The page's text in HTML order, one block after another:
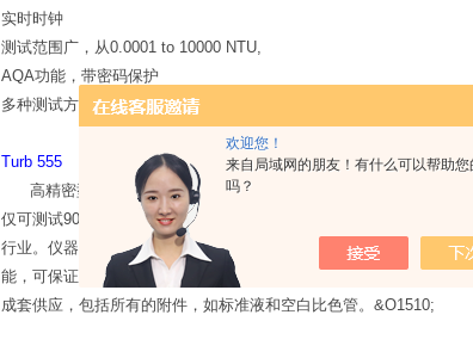
欢迎您！
来自局域网的朋友！有什么可以帮助您
吗？
实时时钟
测试范围广，从0.0001 to 10000 NTU,
AQA功能，带密码保护
多种测试方法：90度散射法，比率测试，180度透射法
Turb 555
高精密型实验室浊度仪， 测试范围非常广，从
仅可测试90度散射光和180度透射光，还可实现比率测试，提高抵
行业。仪器带背光显示，读数方便简单，测试分辨率高，用户可选
能，可保证测试精度和稳定性，例如用户可设定校正间隔，定时标定。
成套供应，包括所有的附件，如标准液和空白比色管。&O1510;